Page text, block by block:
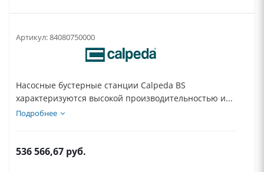
Артикул:84080750000
Насосные бустерные станции Calpeda BS
характеризуются высокой производительностью и...
Подробнее
536 566,67 руб.